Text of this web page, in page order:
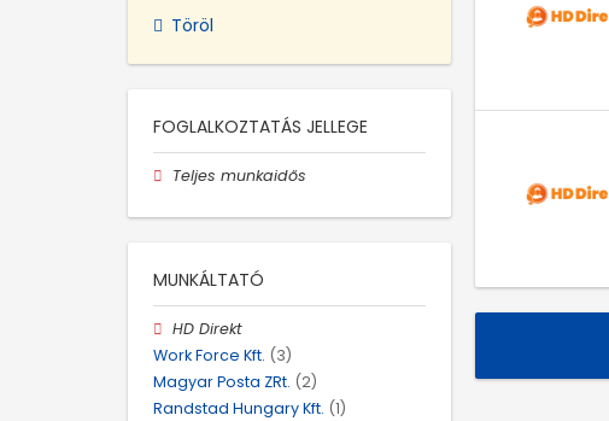
Töröl
FOGLALKOZTATÁS JELLEGE
Teljes munkaidős
MUNKÁLTATÓ
HD Direkt
Work Force Kft. (3)
Magyar Posta ZRt. (2)
Randstad Hungary Kft. (1)